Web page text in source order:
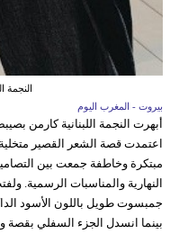
النجمة
بيروت - المغرب اليوم
أبهرت النجمة اللبنانية كارمن
اعتمدت قصة الشعر القصير
مبتكرة وخاطفة جمعت بين
النهارية والمناسبات الرسمية.
جمبسوت طويل باللون الأسود
بينما انسدل الجزء السفلي بقصة